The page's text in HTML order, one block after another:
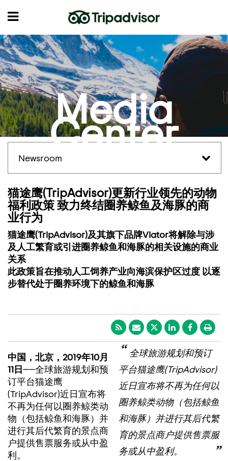
Media
Center
Newsroom
猫途鹰(TripAdvisor)更新行业领先的动物
福利政策 致力终结圈养鲸鱼及海豚的商
业行为
猫途鹰(TripAdvisor)及其旗下品牌Viator将解除与涉
及人工繁育或引进圈养鲸鱼和海豚的相关设施的商业
关系
此政策旨在推动人工饲养产业向海滨保护区过度 以逐
步替代处于圈养环境下的鲸鱼和海豚
全球旅游规划和预订
平台猫途鹰(TripAdvisor)
近日宣布将不再为任何以
圈养鲸类动物（包括鲸鱼
和海豚）并进行其后代繁
育的景点商户提供售票服
务或从中盈利。
中国，北京，2019年10月
11日——全球旅游规划和预
订平台猫途鹰
(TripAdvisor)近日宣布将
不再为任何以圈养鲸类动
物（包括鲸鱼和海豚）并
进行其后代繁育的景点商
户提供售票服务或从中盈
利。